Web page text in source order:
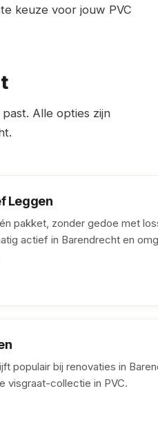
keuze voor jouw PVC
Alle opties zijn
Leggen
pakket, zonder gedoe met
actief in Barendrecht en
populair bij renovaties in
visgraat-collectie in PVC.